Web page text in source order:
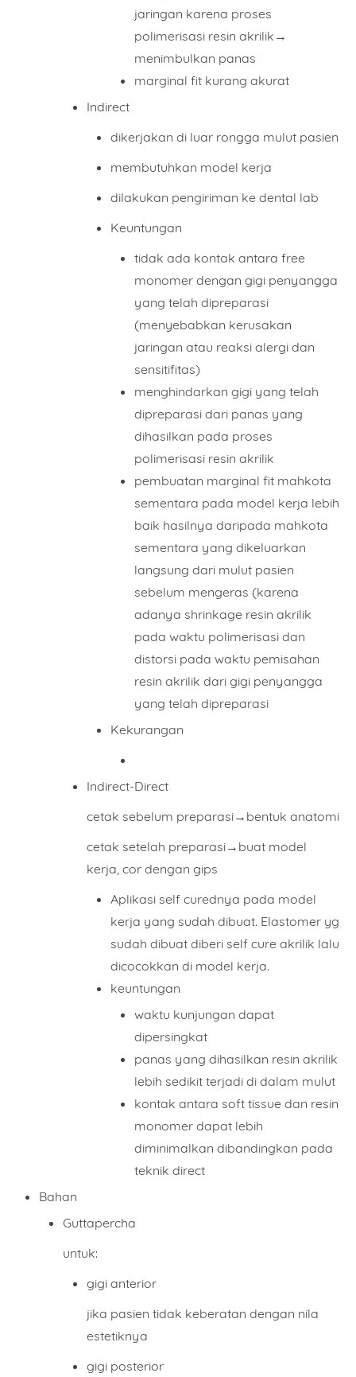
jaringan karena proses
polimerisasi resin akrilik→
menimbulkan panas
marginal fit kurang akurat
Indirect
dikerjakan di luar rongga mulut pasien
membutuhkan model kerja
dilakukan pengiriman ke dental lab
Keuntungan
tidak ada kontak antara free
monomer dengan gigi penyangga
yang telah dipreparasi
(menyebabkan kerusakan
jaringan atau reaksi alergi dan
sensitifitas)
menghindarkan gigi yang telah
dipreparasi dari panas yang
dihasilkan pada proses
polimerisasi resin akrilik
pembuatan marginal fit mahkota
sementara pada model kerja lebih
baik hasilnya daripada mahkota
sementara yang dikeluarkan
langsung dari mulut pasien
sebelum mengeras (karena
adanya shrinkage resin akrilik
pada waktu polimerisasi dan
distorsi pada waktu pemisahan
resin akrilik dari gigi penyangga
yang telah dipreparasi
Kekurangan
Indirect-Direct
cetak sebelum preparasi→bentuk anatomi
cetak setelah preparasi→buat model
kerja, cor dengan gips
Aplikasi self curednya pada model
kerja yang sudah dibuat. Elastomer yg
sudah dibuat diberi self cure akrilik lalu
dicocokkan di model kerja.
keuntungan
waktu kunjungan dapat
dipersingkat
panas yang dihasilkan resin akrilik
lebih sedikit terjadi di dalam mulut
kontak antara soft tissue dan resin
monomer dapat lebih
diminimalkan dibandingkan pada
teknik direct
Bahan
Guttapercha
untuk:
gigi anterior
jika pasien tidak keberatan dengan nila
estetiknya
gigi posterior
This order requires the WhatsApp application.